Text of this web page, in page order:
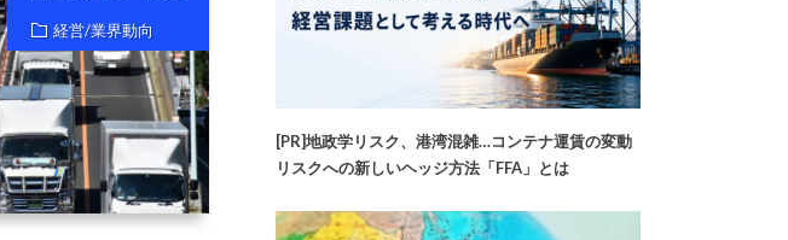
経営/業界動向
[PR]地政学リスク、港湾混雑…コンテナ運賃の変動
リスクへの新しいヘッジ方法「FFA」とは